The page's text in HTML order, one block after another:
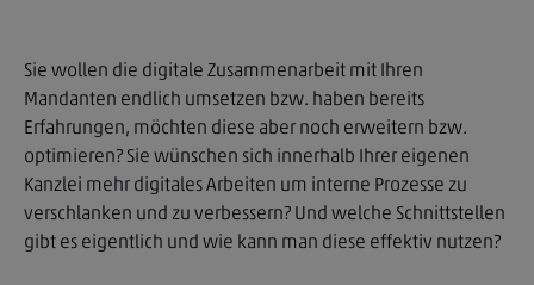
Sie wollen die digitale Zusammenarbeit mit Ihren
Mandanten endlich umsetzen bzw. haben bereits
Erfahrungen, möchten diese aber noch erweitern bzw.
optimieren? Sie wünschen sich innerhalb Ihrer eigenen
Kanzlei mehr digitales Arbeiten um interne Prozesse zu
verschlanken und zu verbessern? Und welche Schnittstellen
gibt es eigentlich und wie kann man diese effektiv nutzen?